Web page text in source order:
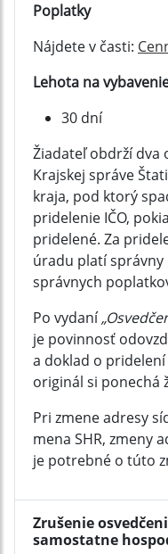
Poplatky
Nájdete v časti:
Lehota na
30 dní
Žiadateľ obdrží dva
Krajskej správe
kraja, pod ktorý
pridelenie IČO,
pridelené. Za
úradu platí
správnych
Po vydaní
je povinnosť
a doklad o
originál si ponechá
Pri zmene adresy
mena SHR, zmeny
je potrebné o túto
Zrušenie
samostatne